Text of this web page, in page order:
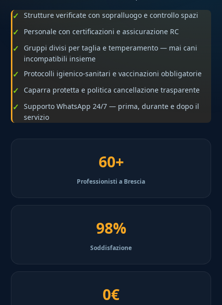
Strutture verificate con sopralluogo e controllo spazi
Personale con certificazioni e assicurazione RC
Gruppi divisi per taglia e temperamento — mai cani
incompatibili insieme
Protocolli igienico-sanitari e vaccinazioni obbligatorie
Caparra protetta e politica cancellazione trasparente
Supporto WhatsApp 24/7 — prima, durante e dopo il
servizio
60+
Professionisti a Brescia
98%
Soddisfazione
0€